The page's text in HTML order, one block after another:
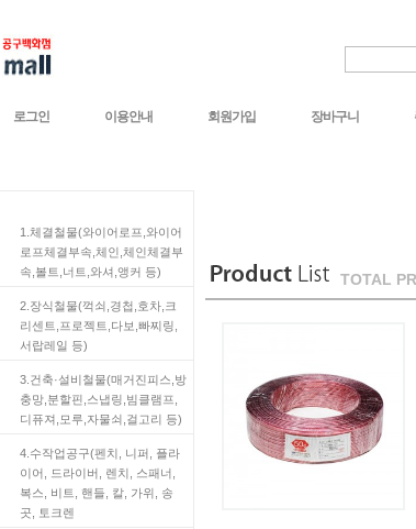
로그인 이용안내 회원가입 장바구니
1.체결철물(와이어로프,와이어
로프체결부속,체인,체인체결부
속,볼트,너트,와셔,앵커 등)
2.장식철물(꺽쇠,경첩,호차,크
리센트,프로젝트,다보,빠찌링,
서랍레일 등)
3.건축·설비철물(매거진피스,방
충망,분할핀,스냅링,빔클램프,
디퓨져,모루,자물쇠,걸고리 등)
4.수작업공구(펜치, 니퍼, 플라
이어, 드라이버, 렌치, 스패너,
복스, 비트, 핸들, 칼, 가위, 송
곳, 토크렌
TOTAL